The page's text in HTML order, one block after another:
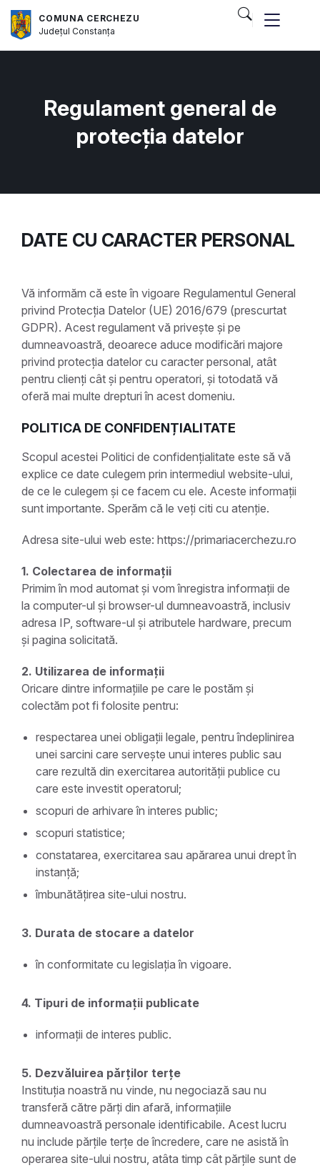
COMUNA CERCHEZU
JudețulConstanța
Regulament general de
protecția datelor
DATE CU CARACTER PERSONAL
Vă informăm că este în vigoare Regulamentul General
privind Protecția Datelor (UE) 2016/679 (prescurtat
GDPR). Acest regulament vă privește și pe
dumneavoastră, deoarece aduce modificări majore
privind protecția datelor cu caracter personal, atât
pentru clienți cât și pentru operatori, și totodată vă
oferă mai multe drepturi în acest domeniu.
POLITICA DE CONFIDENȚIALITATE
Scopul acestei Politici de confidențialitate este să vă
explice ce date culegem prin intermediul website-ului,
de ce le culegem și ce facem cu ele. Aceste informații
sunt importante. Sperăm că le veți citi cu atenție.
Adresa site-ului web este: https://primariacerchezu.ro
1. Colectarea de informații
Primim în mod automat și vom înregistra informații de
la computer-ul și browser-ul dumneavoastră, inclusiv
adresa IP, software-ul și atributele hardware, precum
și pagina solicitată.
2. Utilizarea de informații
Oricare dintre informațiile pe care le postăm și
colectăm pot fi folosite pentru:
respectarea unei obligații legale, pentru îndeplinirea
unei sarcini care servește unui interes public sau
care rezultă din exercitarea autorității publice cu
care este investit operatorul;
scopuri de arhivare în interes public;
scopuri statistice;
constatarea, exercitarea sau apărarea unui drept în
instanță;
îmbunătățirea site-ului nostru.
3. Durata de stocare a datelor
în conformitate cu legislația în vigoare.
4. Tipuri de informații publicate
informații de interes public.
5. Dezvăluirea părților terțe
Instituția noastră nu vinde, nu negociază sau nu
transferă către părți din afară, informațiile
dumneavoastră personale identificabile. Acest lucru
nu include părțile terțe de încredere, care ne asistă în
operarea site-ului nostru, atâta timp cât părțile sunt de